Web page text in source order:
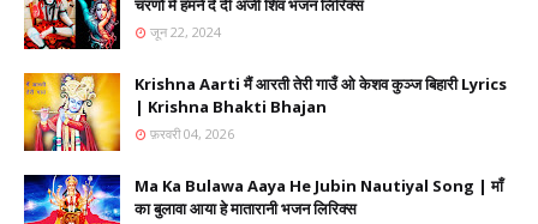
जून 22, 2024
Krishna Aarti मैं आरती तेरी गाउँ ओ केशव कुञ्ज बिहारी Lyrics
| Krishna Bhakti Bhajan
फ़रवरी 04, 2026
Ma Ka Bulawa Aaya He Jubin Nautiyal Song | माँ
का बुलावा आया हे मातारानी भजन लिरिक्स